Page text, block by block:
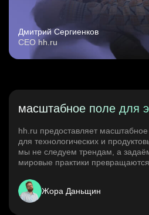
Дмитрий Сергиенков
CEO hh.ru
масштабное поле для
hh.ru предоставляет
для технологических и
мы не следуем трендам, а
мировые практики
Жора Даньщин